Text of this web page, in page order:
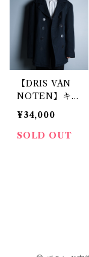
【DRIS VAN
NOTEN】キル
ティングインナ
ーPコート
¥34,000
SOLD OUT